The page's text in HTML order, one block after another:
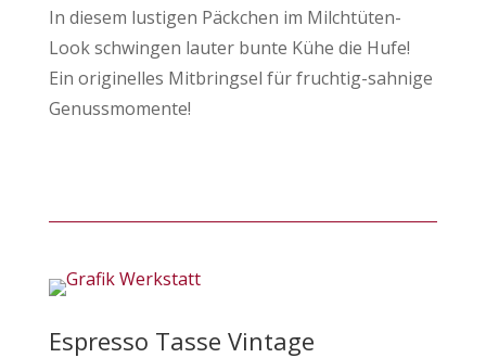
In diesem lustigen Päckchen im Milchtüten-
Look schwingen lauter bunte Kühe die Hufe!
Ein originelles Mitbringsel für fruchtig-sahnige
Genussmomente!
Espresso Tasse Vintage